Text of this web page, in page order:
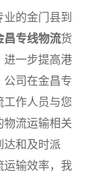
的金门县到
昌专线物流货
进一步提高港
公司在金昌专
工作人员与您
物流运输相关
达和及时派
运输效率，我